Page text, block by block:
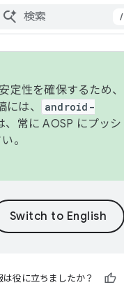
/
性を確保するため、
は、
android-
常に AOSP にプッシ
。
は役に立ちましたか？